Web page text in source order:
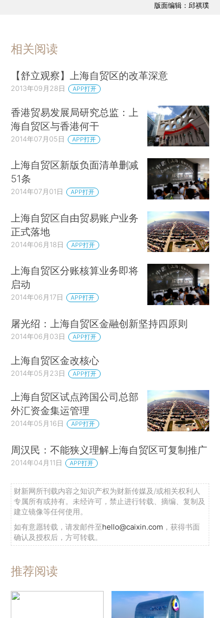
版面编辑：邱祺璞
相关阅读
【舒立观察】上海自贸区的改革深意
2013年09月28日 APP打开
香港贸易发展局研究总监：上
海自贸区与香港何干
2014年07月05日 APP打开
上海自贸区新版负面清单删减
51条
2014年07月01日 APP打开
上海自贸区自由贸易账户业务
正式落地
2014年06月18日 APP打开
上海自贸区分账核算业务即将
启动
2014年06月17日 APP打开
屠光绍：上海自贸区金融创新坚持四原则
2014年06月03日 APP打开
上海自贸区金改核心
2014年05月23日 APP打开
上海自贸区试点跨国公司总部
外汇资金集运管理
2014年05月16日 APP打开
周汉民：不能狭义理解上海自贸区可复制推广
2014年04月11日 APP打开
财新网所刊载内容之知识产权为财新传媒及/或相关权利人
专属所有或持有。未经许可，禁止进行转载、摘编、复制及
建立镜像等任何使用。
如有意愿转载，请发邮件至hello@caixin.com ，获得书面
确认及授权后，方可转载。
推荐阅读